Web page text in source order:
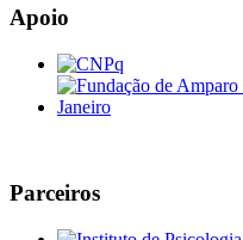
Apoio
Parceiros